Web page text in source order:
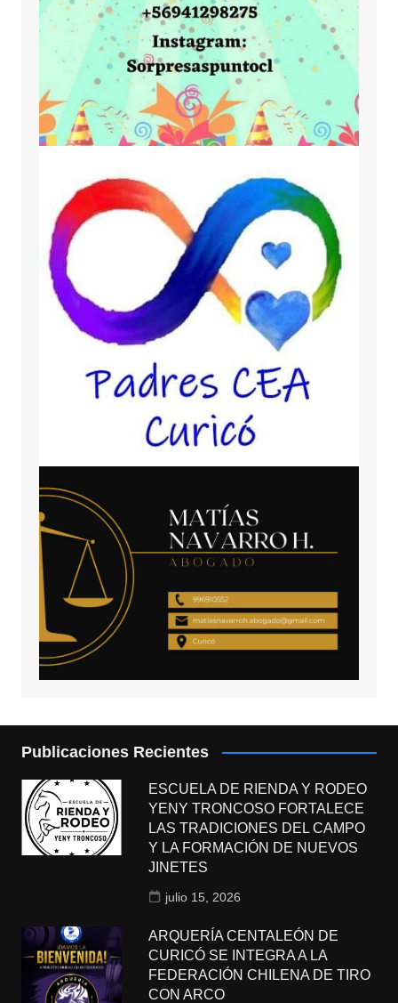
Publicaciones Recientes
ESCUELA DE RIENDA Y RODEO
YENY TRONCOSO FORTALECE
LAS TRADICIONES DEL CAMPO
Y LA FORMACIÓN DE NUEVOS
JINETES
julio 15, 2026
ARQUERÍA CENTALEÓN DE
CURICÓ SE INTEGRA A LA
FEDERACIÓN CHILENA DE TIRO
CON ARCO